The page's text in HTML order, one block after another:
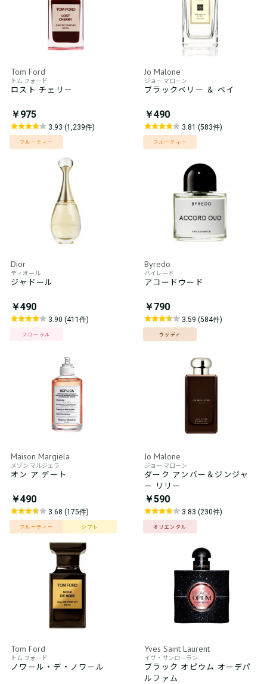
Tom Ford
トム フォード
ロスト チェリー
￥975
3.93 (1,239件)
フルーティー
Jo Malone
ジョー マローン
ブラックベリー ＆ ベイ
￥490
3.81 (583件)
フルーティー
Dior
ディオール
ジャドール
￥490
3.90 (411件)
フローラル
Byredo
バイレード
アコードウード
￥790
3.59 (584件)
ウッディ
Maison Margiela
メゾン マルジェラ
オン ア デート
￥490
3.68 (175件)
フルーティー シプレ
Jo Malone
ジョー マローン
ダーク アンバー＆ジンジャ
ー リリー
￥590
3.83 (230件)
オリエンタル
Tom Ford
トム フォード
ノワール・デ・ノワール
Yves Saint Laurent
イヴ・サンローラン
ブラック オピウム オーデパ
ルファム